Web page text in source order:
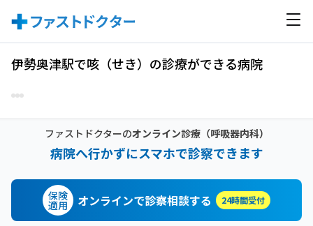
伊勢奥津駅で咳（せき）の診療ができる病院
ファストドクターのオンライン診療（呼吸器内科）
病院へ行かずにスマホで診察できます
保険
適用 オンラインで診察相談する 24時間受付